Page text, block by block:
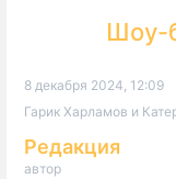
Шоу-
8 декабря 2024, 12:09
Гарик Харламов и
Редакция
автор